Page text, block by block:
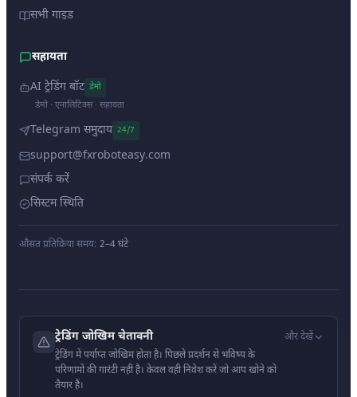
सभी गाइड
सहायता
AI ट्रेडिंग बॉट डेमो
डेमो · एनालिटिक्स · सहायता
Telegram समुदाय 24/7
support@fxroboteasy.com
संपर्क करें
सिस्टम स्थिति
औसत प्रतिक्रिया समय: 2–4 घंटे
ट्रेडिंग जोखिम चेतावनी
ट्रेडिंग में पर्याप्त जोखिम होता है। पिछले प्रदर्शन से भविष्य के
परिणामों की गारंटी नहीं है। केवल वही निवेश करें जो आप खोने को
तैयार हैं।
और देखें